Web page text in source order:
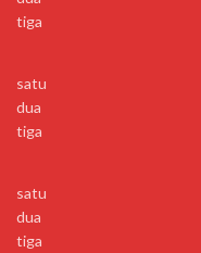
tiga
satu
dua
tiga
satu
dua
tiga